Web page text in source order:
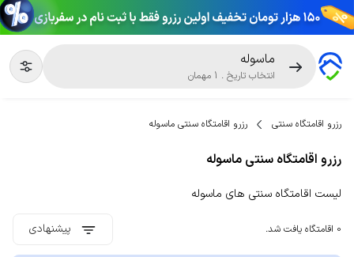
ماسوله
انتخاب تاریخ .
1 مهمان
رزرو اقامتگاه سنتی رزرو اقامتگاه سنتی ماسوله
رزرو اقامتگاه سنتی ماسوله
لیست اقامتگاه سنتی های ماسوله
0 اقامتگاه یافت شد. پیشنهادی